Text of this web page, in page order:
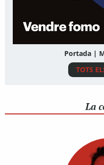
Portada |
TOTS
La